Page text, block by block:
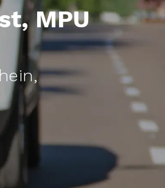
MPU